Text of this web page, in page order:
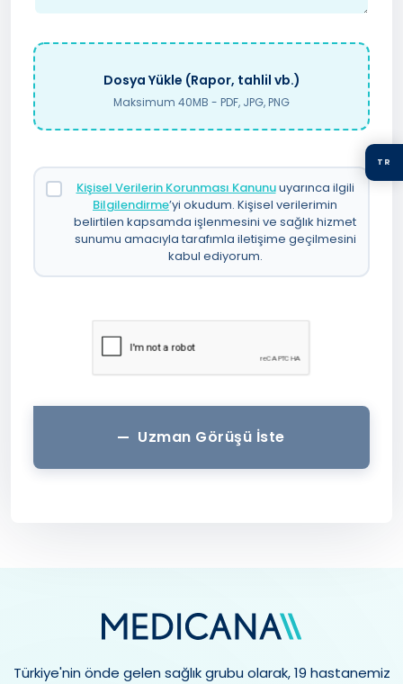
TR
Dosya Yükle (Rapor, tahlil vb.)
Maksimum 40MB - PDF, JPG, PNG
Kişisel Verilerin Korunması Kanunuuyarınca ilgili
Bilgilendirme’yi okudum. Kişisel verilerimin
belirtilen kapsamda işlenmesini ve sağlık hizmet
sunumu amacıyla tarafımla iletişime geçilmesini
kabul ediyorum.
Uzman Görüşü İste
Türkiye'nin önde gelen sağlık grubu olarak, 19 hastanemiz